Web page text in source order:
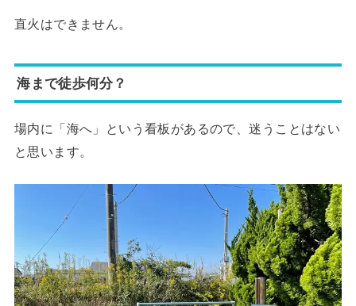
直火はできません。
海まで徒歩何分？
場内に「海へ」という看板があるので、迷うことはない
と思います。